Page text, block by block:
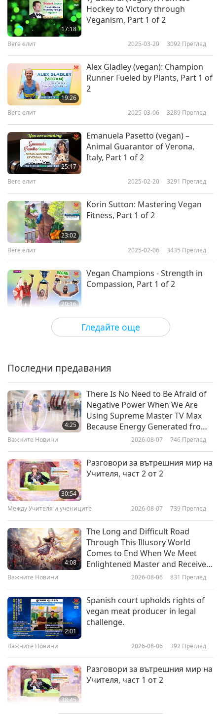
Гледайте още
17:18
Hockey to Victory through
Veganism, Part 1 of 2
Веге елит 2025-03-20 3092 Преглед
19:26
Alex Gladley (vegan): Champion
Runner Fueled by Plants, Part 1 of
2
Веге елит 2025-03-06 3289 Преглед
25:17
Emanuela Pasetto (vegan) –
Animal Guarantor of Verona,
Italy, Part 1 of 2
Веге елит 2025-02-20 3291 Преглед
23:02
Korin Sutton: Mastering Vegan
Fitness, Part 1 of 2
Веге елит 2025-02-06 3435 Преглед
20:16
Vegan Champions - Strength in
Compassion, Part 1 of 2
2025-01-23 3567
23:03
Veganism and Music, Part 1 of 2
Dr. Daniela Castillo (vegan):
Veterinarians Should Not Eat
Their Patients, Part 1 of 2
20:00
Jane Elizabeth: Inspirational
Paolo Barbon (vegan), Biking for
Anti-Bullfighting, Part 1 of 2
Kat Krylov (vegan) and Promised
Land Animal Sanctuary – Part 1 of
Последни предавания
4:25
There Is No Need to Be Afraid of
Negative Power When We Are
Using Supreme Master TV Max
Because Energy Generated from
It Is Far More Powerful than Any
Важните Новини 2026-08-07 746 Преглед
30:54
Разговори за вътрешния мир на
Учителя, част 2 от 2
Между Учителя и учениците 2026-08-07 739 Преглед
4:08
The Long and Difficult Road
Through This Illusory World
Comes to End When We Meet
Enlightened Master and Receive
Важните Новини 2026-08-06 831 Преглед
2:01
Spanish court upholds rights of
vegan meat producer in legal
challenge.
Важните Новини 2026-08-06 392 Преглед
38:45
Разговори за вътрешния мир на
Учителя, част 1 от 2